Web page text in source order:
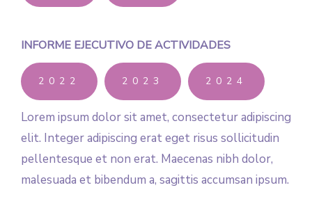
INFORME EJECUTIVO DE ACTIVIDADES
2022 2023 2024
Lorem ipsum dolor sit amet, consectetur adipiscing
elit. Integer adipiscing erat eget risus sollicitudin
pellentesque et non erat. Maecenas nibh dolor,
malesuada et bibendum a, sagittis accumsan ipsum.